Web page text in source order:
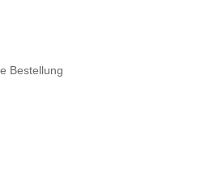
Bestellung